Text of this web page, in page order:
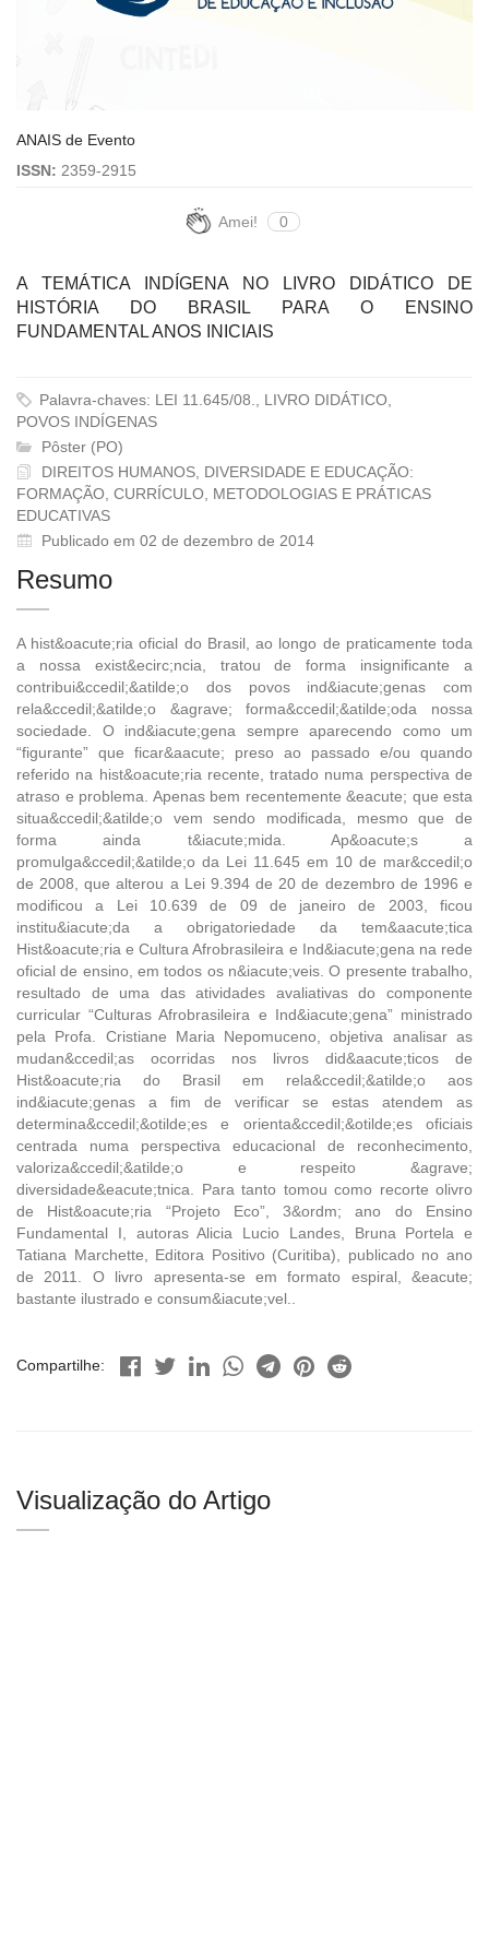
ANAIS de Evento
ISSN: 2359-2915
Amei! 0
A TEMÁTICA INDÍGENA NO LIVRO DIDÁTICO DE
HISTÓRIA DO BRASIL PARA O ENSINO
FUNDAMENTAL ANOS INICIAIS
Palavra-chaves: LEI 11.645/08., LIVRO DIDÁTICO,
POVOS INDÍGENAS
Pôster (PO)
DIREITOS HUMANOS, DIVERSIDADE E EDUCAÇÃO:
FORMAÇÃO, CURRÍCULO, METODOLOGIAS E PRÁTICAS
EDUCATIVAS
Publicado em 02 de dezembro de 2014
Resumo
A hist&oacute;ria oficial do Brasil, ao longo de praticamente toda
a nossa exist&ecirc;ncia, tratou de forma insignificante a
contribui&ccedil;&atilde;o dos povos ind&iacute;genas com
rela&ccedil;&atilde;o &agrave; forma&ccedil;&atilde;oda nossa
sociedade. O ind&iacute;gena sempre aparecendo como um
“figurante” que ficar&aacute; preso ao passado e/ou quando
referido na hist&oacute;ria recente, tratado numa perspectiva de
atraso e problema. Apenas bem recentemente &eacute; que esta
situa&ccedil;&atilde;o vem sendo modificada, mesmo que de
forma ainda t&iacute;mida. Ap&oacute;s a
promulga&ccedil;&atilde;o da Lei 11.645 em 10 de mar&ccedil;o
de 2008, que alterou a Lei 9.394 de 20 de dezembro de 1996 e
modificou a Lei 10.639 de 09 de janeiro de 2003, ficou
institu&iacute;da a obrigatoriedade da tem&aacute;tica
Hist&oacute;ria e Cultura Afrobrasileira e Ind&iacute;gena na rede
oficial de ensino, em todos os n&iacute;veis. O presente trabalho,
resultado de uma das atividades avaliativas do componente
curricular “Culturas Afrobrasileira e Ind&iacute;gena” ministrado
pela Profa. Cristiane Maria Nepomuceno, objetiva analisar as
mudan&ccedil;as ocorridas nos livros did&aacute;ticos de
Hist&oacute;ria do Brasil em rela&ccedil;&atilde;o aos
ind&iacute;genas a fim de verificar se estas atendem as
determina&ccedil;&otilde;es e orienta&ccedil;&otilde;es oficiais
centrada numa perspectiva educacional de reconhecimento,
valoriza&ccedil;&atilde;o e respeito &agrave;
diversidade&eacute;tnica. Para tanto tomou como recorte olivro
de Hist&oacute;ria “Projeto Eco”, 3&ordm; ano do Ensino
Fundamental I, autoras Alicia Lucio Landes, Bruna Portela e
Tatiana Marchette, Editora Positivo (Curitiba), publicado no ano
de 2011. O livro apresenta-se em formato espiral, &eacute;
bastante ilustrado e consum&iacute;vel..
Compartilhe:
Visualização do Artigo